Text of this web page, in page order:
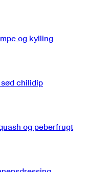
og kylling
chilidip
og peberfrugt